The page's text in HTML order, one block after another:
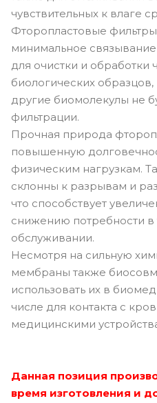
чувствительных к влаге
Фторопластовые
минимальное
для очистки и обработки
биологических образцов,
другие биомолекулы не
фильтрации.
Прочная природа
повышенную
физическим нагрузкам.
склонны к разрывам и
что способствует
снижению потребности в
обслуживании.
Несмотря на сильную
мембраны также
использовать их в
числе для контакта с
медицинскими
Данная позиция
время изготовления и